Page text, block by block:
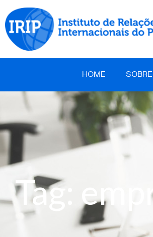
HOME SOBRE
Tag: